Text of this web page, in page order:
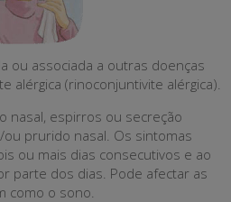
ou associada a outras doenças
alérgica (rinoconjuntivite alérgica).
nasal, espirros ou secreção
prurido nasal. Os sintomas
ou mais dias consecutivos e ao
parte dos dias. Pode afectar as
como o sono.